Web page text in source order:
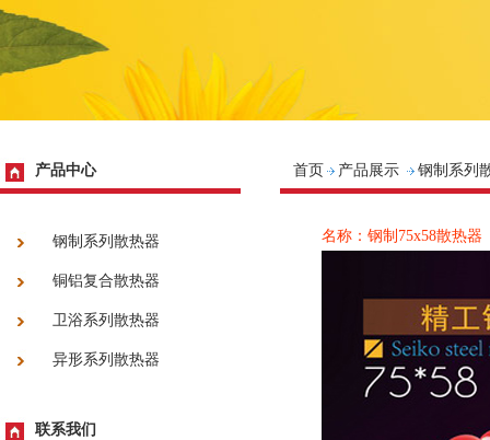
产品中心
钢制系列散热器
铜铝复合散热器
卫浴系列散热器
异形系列散热器
联系我们
首页 产品展示 钢制系列
名称：钢制75x58散热器